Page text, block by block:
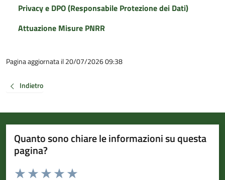
Privacy e DPO (Responsabile Protezione dei Dati)
Attuazione Misure PNRR
Pagina aggiornata il 20/07/2026 09:38
Indietro
Quanto sono chiare le informazioni su questa
pagina?
Valuta da 1 a 5 stelle la pagina